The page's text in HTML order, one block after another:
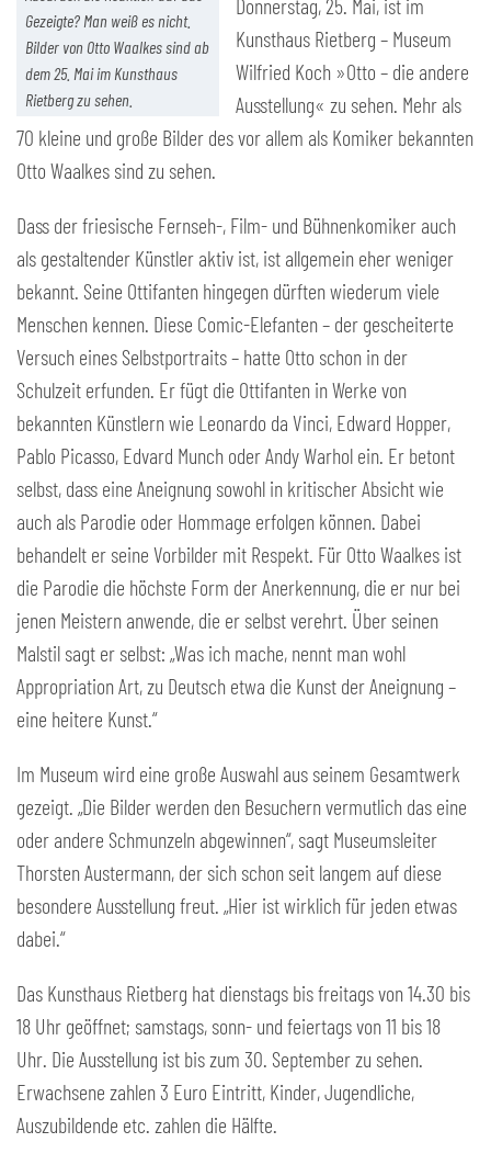
Gezeigte? Man weiß es nicht.
Bilder von Otto Waalkes sind ab
dem 25. Mai im Kunsthaus
Rietberg zu sehen.
Donnerstag, 25. Mai, ist im
Kunsthaus Rietberg – Museum
Wilfried Koch »Otto – die andere
Ausstellung« zu sehen. Mehr als
70 kleine und große Bilder des vor allem als Komiker bekannten
Otto Waalkes sind zu sehen.
Dass der friesische Fernseh-, Film- und Bühnenkomiker auch
als gestaltender Künstler aktiv ist, ist allgemein eher weniger
bekannt. Seine Ottifanten hingegen dürften wiederum viele
Menschen kennen. Diese Comic-Elefanten – der gescheiterte
Versuch eines Selbstportraits – hatte Otto schon in der
Schulzeit erfunden. Er fügt die Ottifanten in Werke von
bekannten Künstlern wie Leonardo da Vinci, Edward Hopper,
Pablo Picasso, Edvard Munch oder Andy Warhol ein. Er betont
selbst, dass eine Aneignung sowohl in kritischer Absicht wie
auch als Parodie oder Hommage erfolgen können. Dabei
behandelt er seine Vorbilder mit Respekt. Für Otto Waalkes ist
die Parodie die höchste Form der Anerkennung, die er nur bei
jenen Meistern anwende, die er selbst verehrt. Über seinen
Malstil sagt er selbst: „Was ich mache, nennt man wohl
Appropriation Art, zu Deutsch etwa die Kunst der Aneignung –
eine heitere Kunst.“
Im Museum wird eine große Auswahl aus seinem Gesamtwerk
gezeigt. „Die Bilder werden den Besuchern vermutlich das eine
oder andere Schmunzeln abgewinnen“, sagt Museumsleiter
Thorsten Austermann, der sich schon seit langem auf diese
besondere Ausstellung freut. „Hier ist wirklich für jeden etwas
dabei.“
Das Kunsthaus Rietberg hat dienstags bis freitags von 14.30 bis
18 Uhr geöffnet; samstags, sonn- und feiertags von 11 bis 18
Uhr. Die Ausstellung ist bis zum 30. September zu sehen.
Erwachsene zahlen 3 Euro Eintritt, Kinder, Jugendliche,
Auszubildende etc. zahlen die Hälfte.